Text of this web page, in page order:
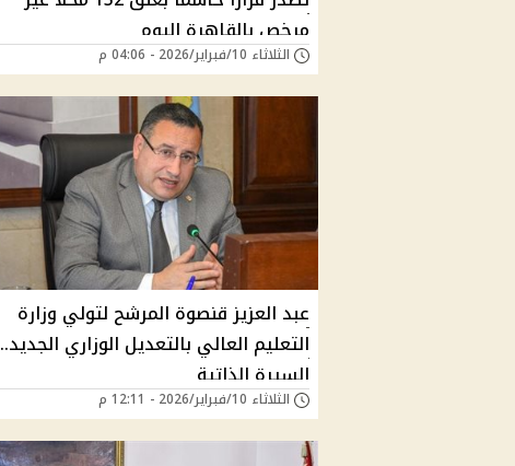
مرخص بالقاهرة اليوم
الثلاثاء 10/فبراير/2026 - 04:06 م
عبد العزيز قنصوة المرشح لتولي وزارة
التعليم العالي بالتعديل الوزاري الجديد..
السيرة الذاتية
الثلاثاء 10/فبراير/2026 - 12:11 م